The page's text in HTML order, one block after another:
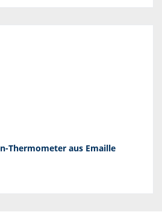
Thermometer aus Emaille